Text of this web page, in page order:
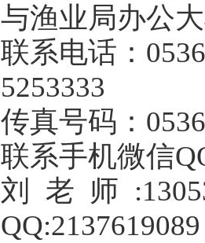
与渔业局办公
联系电话：
5253333
传真号码：
联系手机微信
刘老师